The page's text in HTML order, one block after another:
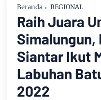
Beranda REGIONAL
Raih Juara
Simalungun,
Siantar Ikut
Labuhan
2022